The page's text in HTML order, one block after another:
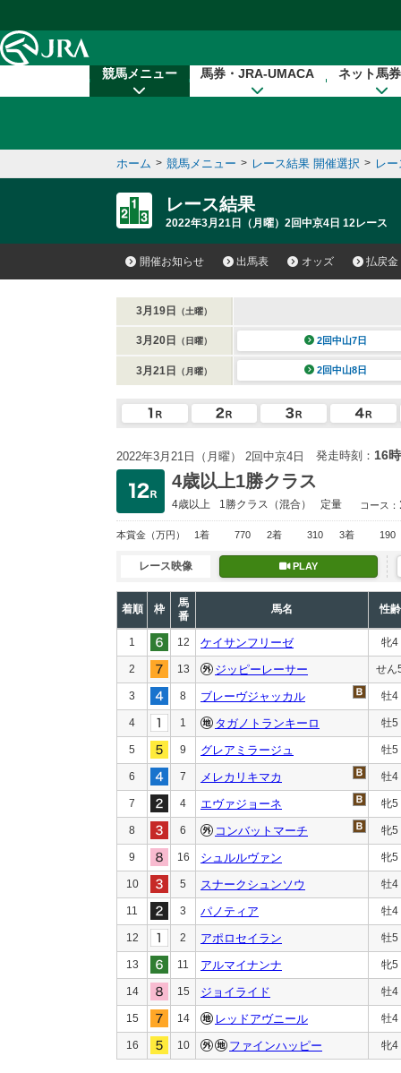
競馬メニュー 馬券・JRA-UMACA ネット馬
ホーム > 競馬メニュー > レース結果 開催選択 > レ
レース結果
2022年3月21日（月曜）2回中京4日 12レース
開催お知らせ 出馬表 オッズ 払戻金
3月19日 （土曜）
3月20日 （日曜） 2回中山7日
3月21日 （月曜） 2回中山8日
2022年3月21日（月曜） 2回中京4日 発走時刻： 16
4歳以上1勝クラス
4歳以上 1勝クラス （混合） 定量 コース：
本賞金 （万円） 1着 770 2着 310 3着 190
レース映像 PLAY
着順 枠
馬
番
馬名 性齢
1 12 ケイサンフリーゼ 牝4
2 13 ジッピーレーサー せん
3 8 ブレーヴジャッカル 牡4
4 1 タガノトランキーロ 牡5
5 9 グレアミラージュ 牡5
6 7 メレカリキマカ 牡4
7 4 エヴァジョーネ 牝5
8 6 コンバットマーチ 牝5
9 16 シュルルヴァン 牝5
10 5 スナークシュンソウ 牡4
11 3 パノティア 牡4
12 2 アポロセイラン 牡5
13 11 アルマイナンナ 牝5
14 15 ジョイライド 牡4
15 14 レッドアヴニール 牡4
16 10 ファインハッピー 牝4